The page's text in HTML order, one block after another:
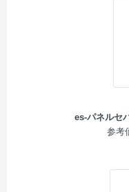
es-パネルセ
参考